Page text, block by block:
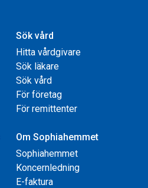
Sök vård
Hitta vårdgivare
Sök läkare
Sök vård
För företag
För remittenter
Om Sophiahemmet
Sophiahemmet
Koncernledning
E-faktura